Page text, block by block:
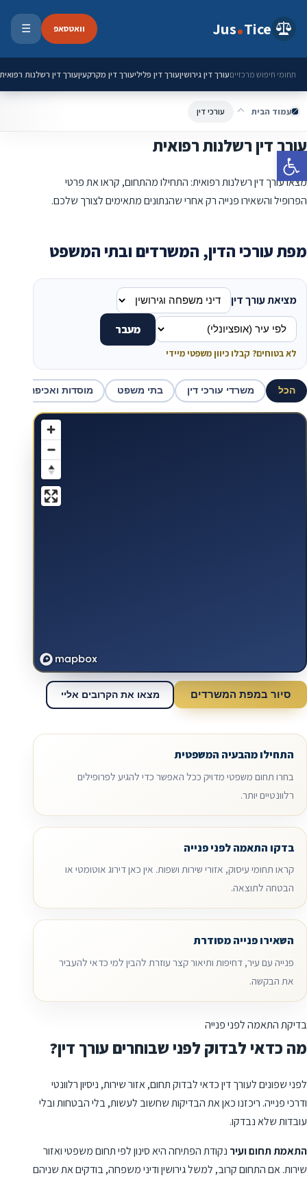
פתח סרגל נגישות
Jus Tice וואטסאפ ☰
תחומי חיפוש מרכזייםעורך דין גירושיןעורך דין פליליעורך דין מקרקעיןעורך דין רשלנות רפואית
עמוד הבית עורכי דין
עורך דין רשלנות רפואית
מצאו עורך דין רשלנות רפואית: התחילו מהתחום, קראו את פרטי
הפרופיל והשאירו פנייה רק אחרי שהנתונים מתאימים לצורך שלכם.
מפת עורכי הדין, המשרדים ובתי המשפט
מציאת עורך דין
מעבר
לא בטוחים? קבלו כיוון משפטי מיידי
הכל משרדי עורכי דין בתי משפט מוסדות ואכיפה
סיור במפת המשרדים מצאו את הקרובים אליי
התחילו מהבעיה המשפטית
בחרו תחום משפטי מדויק ככל האפשר כדי להגיע לפרופילים
רלוונטיים יותר.
בדקו התאמה לפני פנייה
קראו תחומי עיסוק, אזורי שירות ושפות. אין כאן דירוג אוטומטי או
הבטחה לתוצאה.
השאירו פנייה מסודרת
פנייה עם עיר, דחיפות ותיאור קצר עוזרת להבין למי כדאי להעביר
את הבקשה.
בדיקת התאמה לפני פנייה
מה כדאי לבדוק לפני שבוחרים עורך דין?
לפני שפונים לעורך דין כדאי לבדוק תחום, אזור שירות, ניסיון רלוונטי
ודרכי פנייה. ריכזנו כאן את הבדיקות שחשוב לעשות, בלי הבטחות ובלי
עובדות שלא נבדקו.
התאמת תחום ועיר נקודת הפתיחה היא סינון לפי תחום משפטי ואזור
שירות. אם התחום קרוב, למשל גירושין ודיני משפחה, בודקים את שניהם